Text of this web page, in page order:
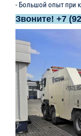
- Большой опыт при
Звоните! +7